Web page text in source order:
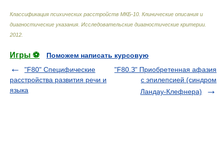
Классификация психических расстройств МКБ-10. Клинические описания и
диагностические указания. Исследовательские диагностические критерии
2012
Игры ⚽
Поможем написать курсовую
"F80" Специфические
расстройства развития речи и
языка
"F80.З" Приобретенная афазия
с эпилепсией (синдром
Ландау-Клефнера)